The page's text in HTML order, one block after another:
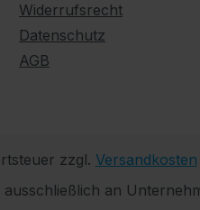
Widerrufsrecht
Datenschutz
AGB
zzgl. Versandkosten
an